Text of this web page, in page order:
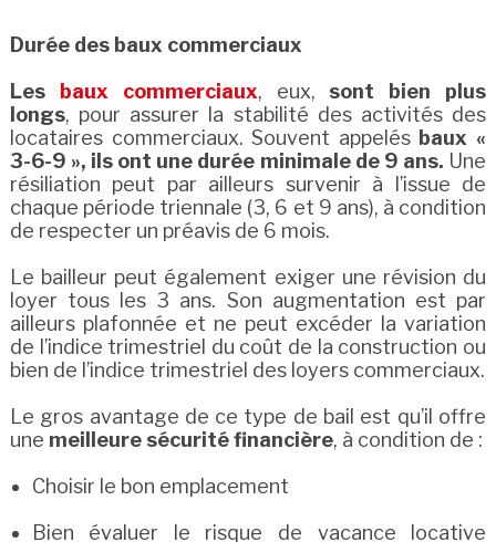
Durée des baux commerciaux
Les
baux commerciaux, eux, sont bien plus
longs, pour assurer la stabilité des activités des
locataires commerciaux. Souvent appelés baux «
3-6-9 », ils ont une durée minimale de 9 ans. Une
résiliation peut par ailleurs survenir à l’issue de
chaque période triennale (3, 6 et 9 ans), à condition
de respecter un préavis de 6 mois.
Le bailleur peut également exiger une révision du
loyer tous les 3 ans. Son augmentation est par
ailleurs plafonnée et ne peut excéder la variation
de l’indice trimestriel du coût de la construction ou
bien de l’indice trimestriel des loyers commerciaux.
Le gros avantage de ce type de bail est qu’il offre
une meilleure sécurité financière, à condition de :
Choisir le bon emplacement
Bien évaluer le risque de vacance locative